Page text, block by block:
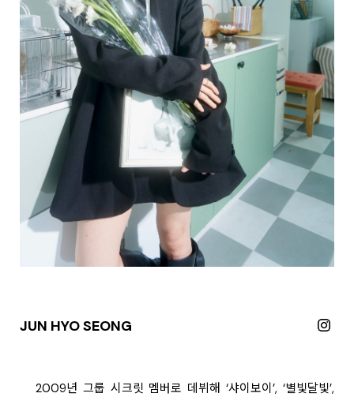
JUN HYO SEONG
2009년 그룹 시크릿 멤버로 데뷔해 ‘샤이보이’, ‘별빛달빛’,